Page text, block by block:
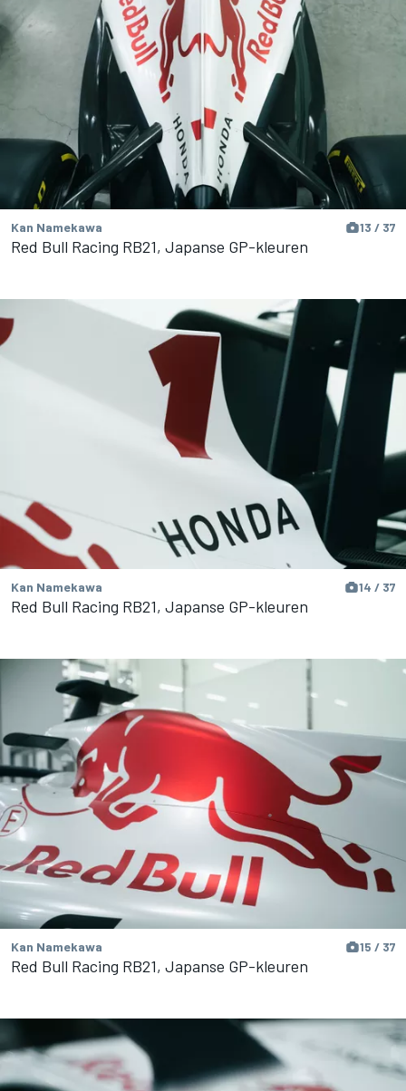
Kan Namekawa 13 / 37
Red Bull Racing RB21, Japanse GP-kleuren
Kan Namekawa 14 / 37
Red Bull Racing RB21, Japanse GP-kleuren
Kan Namekawa 15 / 37
Red Bull Racing RB21, Japanse GP-kleuren